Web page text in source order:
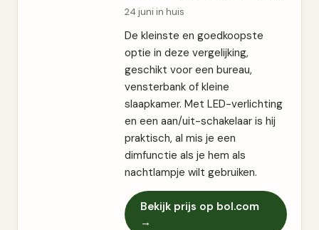
24 juni in huis
De kleinste en goedkoopste
optie in deze vergelijking,
geschikt voor een bureau,
vensterbank of kleine
slaapkamer. Met LED-verlichting
en een aan/uit-schakelaar is hij
praktisch, al mis je een
dimfunctie als je hem als
nachtlampje wilt gebruiken.
Bekijk prijs op bol.com
→